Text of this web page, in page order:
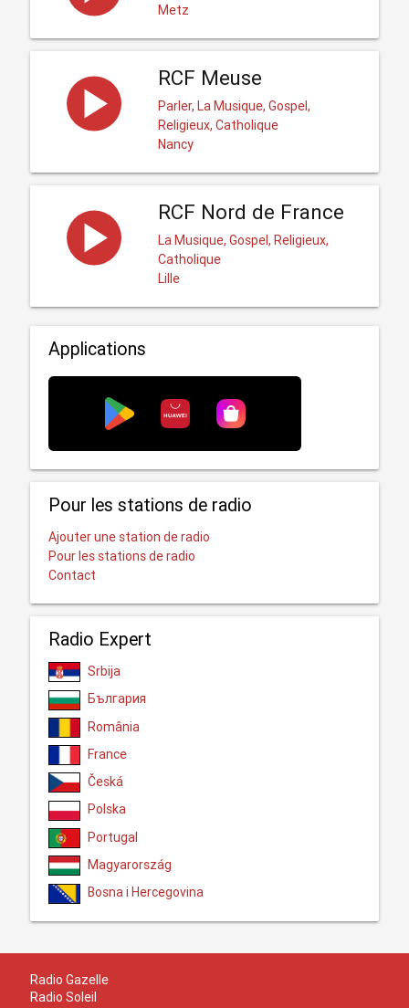
Metz
RCF Meuse
Parler, La Musique, Gospel,
Religieux, Catholique
Nancy
RCF Nord de France
La Musique, Gospel, Religieux,
Catholique
Lille
Applications
Pour les stations de radio
Ajouter une station de radio
Pour les stations de radio
Contact
Radio Expert
Srbija
България
România
France
Česká
Polska
Portugal
Magyarország
Bosna i Hercegovina
Radio Gazelle
Radio Soleil